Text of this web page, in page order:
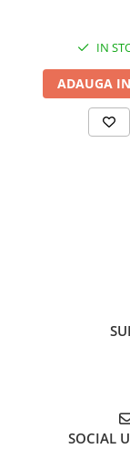
IN
ADAUGA
SOCIAL